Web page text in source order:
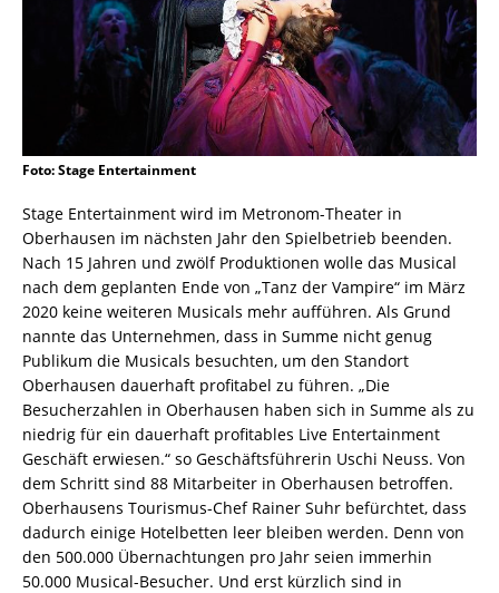
Foto: Stage Entertainment
Stage Entertainment wird im Metronom-Theater in
Oberhausen im nächsten Jahr den Spielbetrieb beenden.
Nach 15 Jahren und zwölf Produktionen wolle das Musical
nach dem geplanten Ende von „Tanz der Vampire“ im März
2020 keine weiteren Musicals mehr aufführen. Als Grund
nannte das Unternehmen, dass in Summe nicht genug
Publikum die Musicals besuchten, um den Standort
Oberhausen dauerhaft profitabel zu führen. „Die
Besucherzahlen in Oberhausen haben sich in Summe als zu
niedrig für ein dauerhaft profitables Live Entertainment
Geschäft erwiesen.“ so Geschäftsführerin Uschi Neuss. Von
dem Schritt sind 88 Mitarbeiter in Oberhausen betroffen.
Oberhausens Tourismus-Chef Rainer Suhr befürchtet, dass
dadurch einige Hotelbetten leer bleiben werden. Denn von
den 500.000 Übernachtungen pro Jahr seien immerhin
50.000 Musical-Besucher. Und erst kürzlich sind in